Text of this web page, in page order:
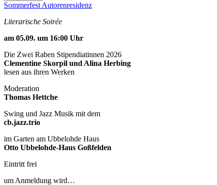
Sommerfest Autorenresidenz
Literarische Soirée
am 05.09. um 16:00 Uhr
Die Zwei Raben Stipendiatinnen 2026
Clementine Skorpil und Alina Herbing
lesen aus ihren Werken
Moderation
Thomas Hettche
Swing und Jazz Musik mit dem
cb.jazz.trio
im Garten am Ubbelohde Haus
Otto Ubbelohde-Haus Goßfelden
Eintritt frei
um Anmeldung wird…